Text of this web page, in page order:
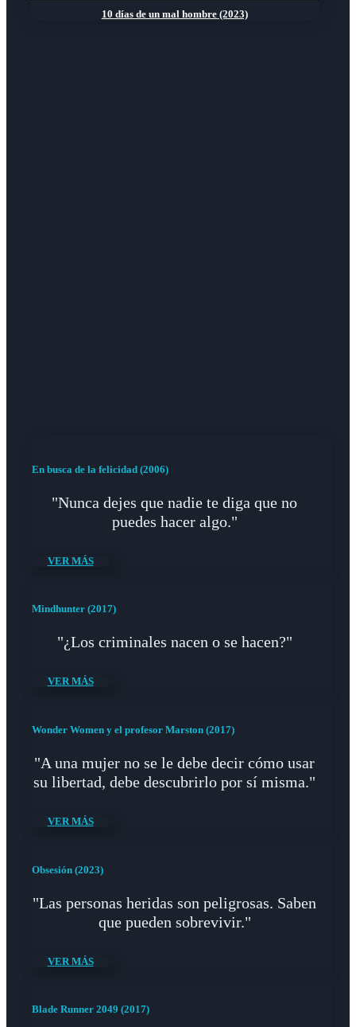
10 días de un mal hombre (2023)
En busca de la felicidad (2006)
"Nunca dejes que nadie te diga que no
puedes hacer algo."
VER MÁS
Mindhunter (2017)
"¿Los criminales nacen o se hacen?"
VER MÁS
Wonder Women y el profesor Marston (2017)
"A una mujer no se le debe decir cómo usar
su libertad, debe descubrirlo por sí misma."
VER MÁS
Obsesión (2023)
"Las personas heridas son peligrosas. Saben
que pueden sobrevivir."
VER MÁS
Blade Runner 2049 (2017)